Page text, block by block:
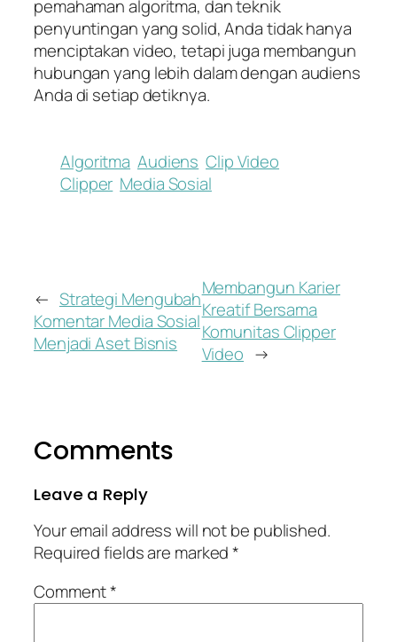
pemahaman algoritma, dan teknik
penyuntingan yang solid, Anda tidak hanya
menciptakan video, tetapi juga membangun
hubungan yang lebih dalam dengan audiens
Anda di setiap detiknya.
Algoritma Audiens Clip Video
Clipper Media Sosial
← Strategi Mengubah
Komentar Media Sosial
Menjadi Aset Bisnis
Membangun Karier
Kreatif Bersama
Komunitas Clipper
Video →
Comments
Leave a Reply
Your email address will not be published.
Required fields are marked*
Comment*